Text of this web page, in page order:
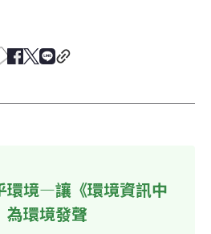
環境—讓《環境資訊中
為環境發聲